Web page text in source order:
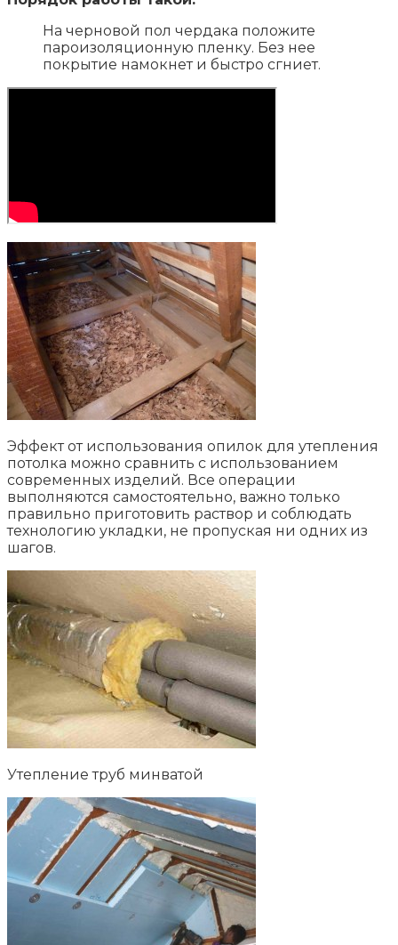
На черновой пол чердака положите
пароизоляционную пленку. Без нее
покрытие намокнет и быстро сгниет.
Эффект от использования опилок для утепления
потолка можно сравнить с использованием
современных изделий. Все операции
выполняются самостоятельно, важно только
правильно приготовить раствор и соблюдать
технологию укладки, не пропуская ни одних из
шагов.
Утепление труб минватой